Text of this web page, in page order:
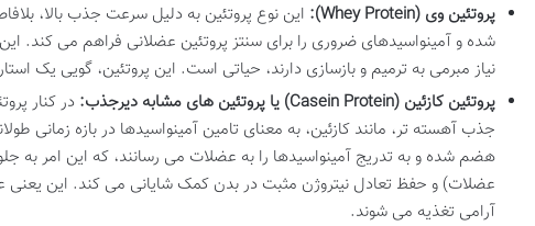
پروتئین وی (Whey Protein):
این نوع پروتئین به دلیل سرعت جذب بالا،
شده و آمینواسیدهای ضروری را برای سنتز پروتئین عضلانی فراهم می کند.
نیاز مبرمی به ترمیم و بازسازی دارند، حیاتی است. این پروتئین، گویی یک
پروتئین کازئین (Casein Protein) یا پروتئین های مشابه دیرجذب:
در کنار
جذب آهسته تر، مانند کازئین، به معنای تامین آمینواسیدها در بازه زمانی
هضم شده و به تدریج آمینواسیدها را به عضلات می رسانند، که این امر به
عضلات) و حفظ تعادل نیتروژن مثبت در بدن کمک شایانی می کند. این
آرامی تغذیه می شوند.